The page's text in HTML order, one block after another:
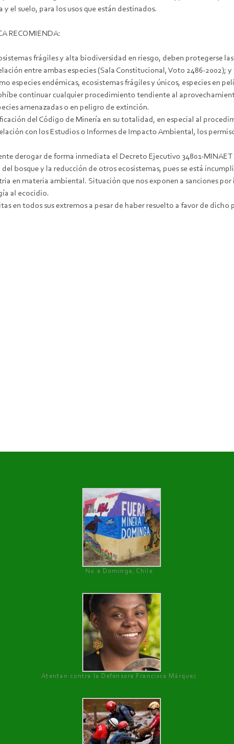
el suelo, para los usos que están destinados.
RECOMIENDA:
frágiles y alta biodiversidad en riesgo, deben protegerse
entre ambas especies (Sala Constitucional, Voto 2486-2002);
especies endémicas, ecosistemas frágiles y únicos, especies en
continuar cualquier procedimiento tendiente al
amenazadas o en peligro de extinción.
del Código de Minería en su totalidad, en especial al
con los Estudios o Informes de Impacto Ambiental, los
derogar de forma inmediata el Decreto Ejecutivo 34801-
bosque y la reducción de otros ecosistemas, pues se está
en materia ambiental. Situación que nos exponen a sanciones
al ecocidio.
en todos sus extremos a pesar de haber resuelto a favor de dicho
No a Dominga, Chile
Atentan contra la Defensora Francisca Márquez